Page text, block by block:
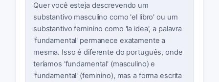
Quer você esteja descrevendo um
substantivo masculino como 'el libro' ou um
substantivo feminino como 'la idea', a palavra
'fundamental' permanece exatamente a
mesma. Isso é diferente do português, onde
teríamos 'fundamental' (masculino) e
'fundamental' (feminino), mas a forma escrita